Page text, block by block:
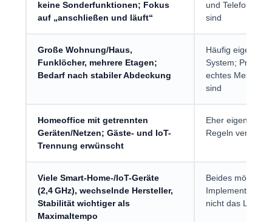
keine Sonderfunktionen; Fokus
auf „anschließen und läuft“
und Telefonie/
sind
Große Wohnung/Haus,
Funklöcher, mehrere Etagen;
Bedarf nach stabiler Abdeckung
Häufig eigener
System;
echtes Mesh
sind
Homeoffice mit getrennten
Geräten/Netzen; Gäste- und IoT-
Trennung erwünscht
Eher eigener
Regeln
Viele Smart-Home-/IoT-Geräte
(2,4 GHz), wechselnde Hersteller,
Stabilität wichtiger als
Maximaltempo
Beides möglich;
nicht das Label